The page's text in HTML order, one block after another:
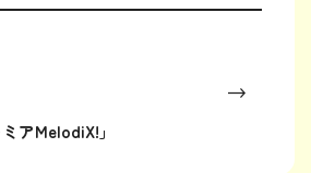
アMelodiX!」